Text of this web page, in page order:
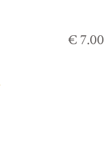
€ 7.00